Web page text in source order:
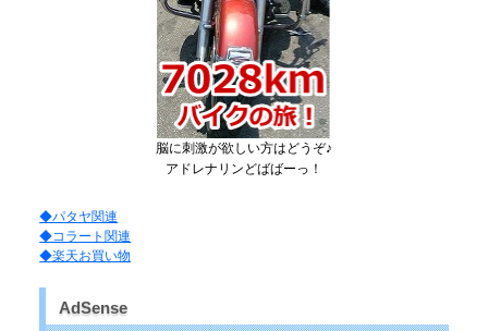
脳に刺激が欲しい方はどうぞ♪
アドレナリンどばばーっ！
◆パタヤ関連
◆コラート関連
◆楽天お買い物
AdSense